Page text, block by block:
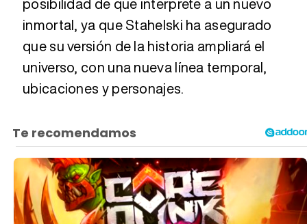
inmortal, ya que Stahelski ha asegurado
que su versión de la historia ampliará el
universo, con una nueva línea temporal,
ubicaciones y personajes.